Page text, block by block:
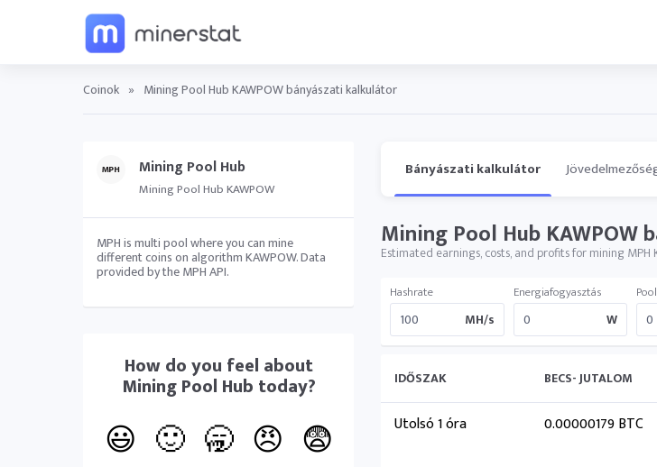
Coinok » Mining Pool Hub KAWPOW bányászati kalkulátor
Mining Pool Hub
Mining Pool Hub KAWPOW
MPH is multi pool where you can mine
different coins on algorithm KAWPOW. Data
provided by the MPH API.
How do you feel about
Mining Pool Hub today?
😃 🙂 🥱 😠 😨
Bányászati kalkulátor
Mining Pool Hub KAWPOW
Estimated earnings, costs, and profits for mining MPH
Hashrate
MH/s
Energiafogyasztás
W
IDŐSZAK BECS- JUTALOM
Utolsó 1 óra 0.00000179 BTC